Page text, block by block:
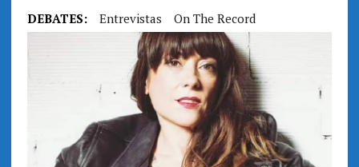
DEBATES: Entrevistas On The Record